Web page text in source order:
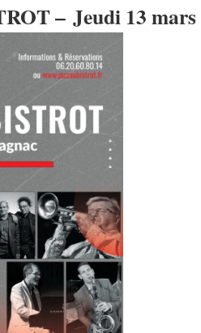
– Jeudi 13 mars